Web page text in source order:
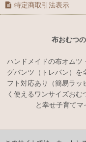
特定商取引法表示
布おむつ
ハンドメイドの布オムツ
グパンツ（トレパン）を
フト対応あり（簡易ラッ
く使えるワンサイズお
と幸せ子育て